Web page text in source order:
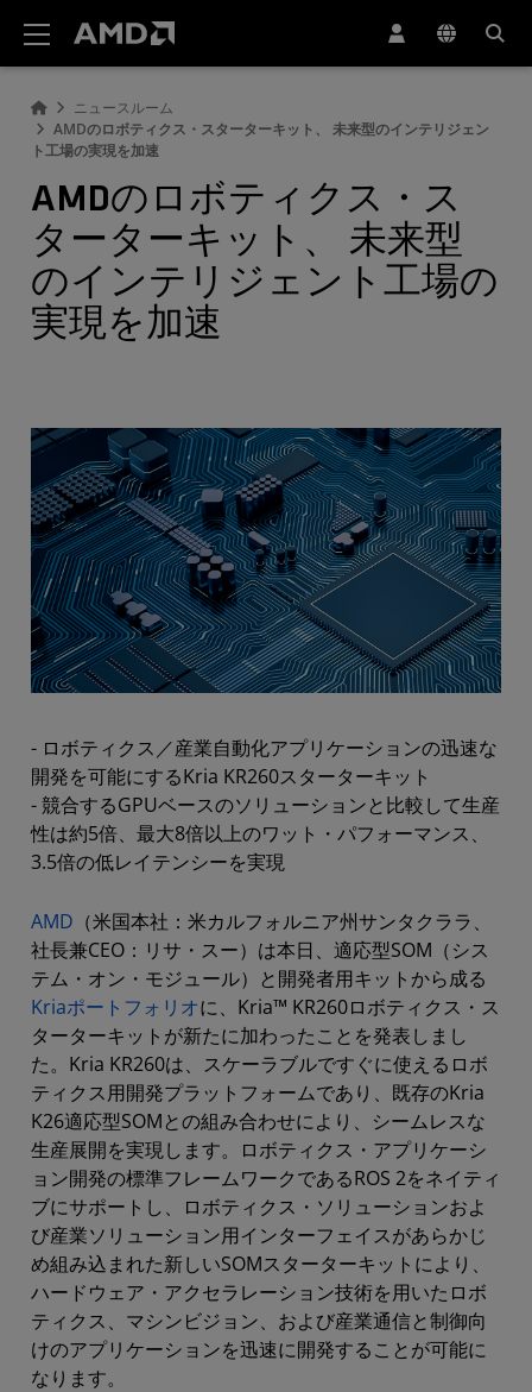
ニュースルーム
AMDのロボティクス・スターターキット、 未来型のインテリジェン
ト工場の実現を加速
AMDのロボティクス・ス
ターターキット、 未来型
のインテリジェント工場の
実現を加速
- ロボティクス／産業自動化アプリケーションの迅速な
開発を可能にするKria KR260スターターキット
- 競合するGPUベースのソリューションと比較して生産
性は約5倍、最大8倍以上のワット・パフォーマンス、
3.5倍の低レイテンシーを実現
AMD （米国本社：米カルフォルニア州サンタクララ、
社長兼CEO：リサ・スー）は本日、適応型SOM（シス
テム・オン・モジュール）と開発者用キットから成る
Kriaポートフォリオに、Kria™ KR260ロボティクス・ス
ターターキットが新たに加わったことを発表しまし
た。Kria KR260は、スケーラブルですぐに使えるロボ
ティクス用開発プラットフォームであり、既存のKria
K26適応型SOMとの組み合わせにより、シームレスな
生産展開を実現します。ロボティクス・アプリケーシ
ョン開発の標準フレームワークであるROS 2をネイティ
ブにサポートし、ロボティクス・ソリューションおよ
び産業ソリューション用インターフェイスがあらかじ
め組み込まれた新しいSOMスターターキットにより、
ハードウェア・アクセラレーション技術を用いたロボ
ティクス、マシンビジョン、および産業通信と制御向
けのアプリケーションを迅速に開発することが可能に
なります。